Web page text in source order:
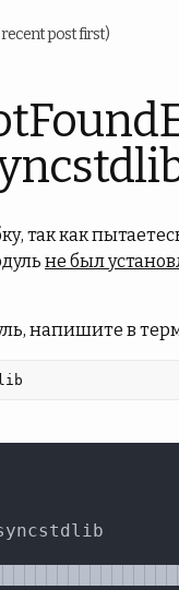
post first)
так как
не был
напишите в